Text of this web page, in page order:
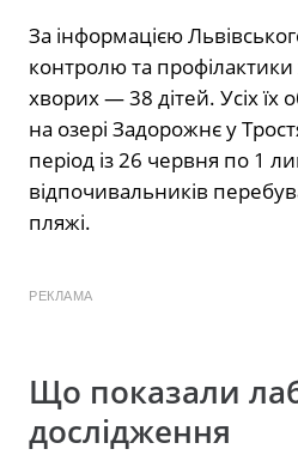
За інформацією
контролю та
хворих — 38 дітей. Усіх їх
на озері Задорожнє у
період із 26 червня по 1
відпочивальників
пляжі.
РЕКЛАМА
Що показали
дослідження